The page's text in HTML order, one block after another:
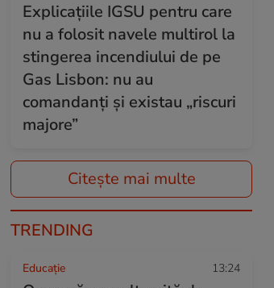
Explicațiile IGSU pentru care
nu a folosit navele multirol la
stingerea incendiului de pe
Gas Lisbon: nu au
comandanți și existau „riscuri
majore”
Citește mai multe
TRENDING
Educație 13:24